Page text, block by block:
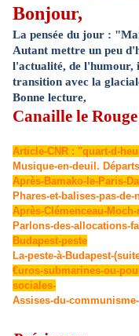
Bonjour,
La pensée du jour :
Autant mettre un peu
l'actualité, de l'humour,
transition avec la
Bonne lecture,
Canaille le Rouge
Article-CNR : "quart-d-
Musique-en-deuil.
Après-Bamako-le-Paris-
Phares-et-balises-pas-
Après-Clémenceau-
Parlons-des-allocations-
Budapest-peste
La-peste-à-Budapest-
€uros-submarines-ou-
sociales-
Assises-du-communisme-